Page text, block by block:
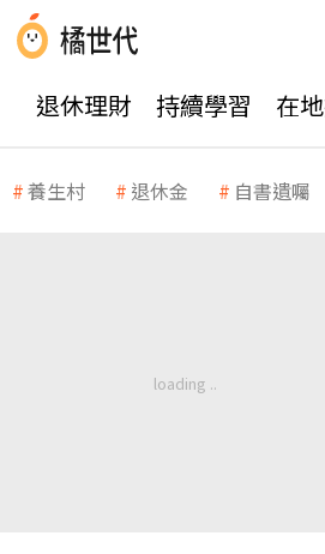
退休理財 持續學習 在
養生村 退休金 自書遺囑